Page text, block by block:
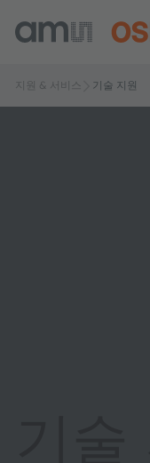
지원 & 서비스 기술 지원